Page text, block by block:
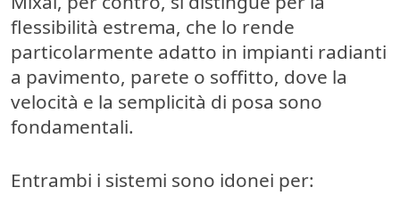
flessibilità estrema, che lo rende
particolarmente adatto in impianti radianti
a pavimento, parete o soffitto, dove la
velocità e la semplicità di posa sono
fondamentali.
Entrambi i sistemi sono idonei per: